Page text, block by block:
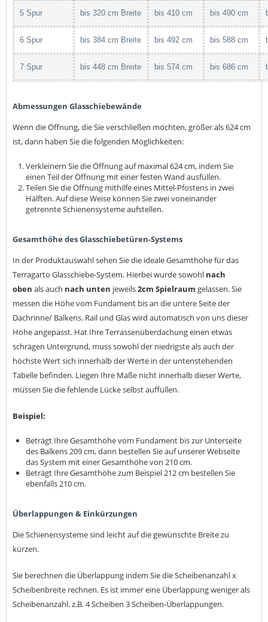
5 Spur bis 320 cm Breite bis 410 cm bis 490 cm
6 Spur bis 384 cm Breite bis 492 cm bis 588 cm
7 Spur bis 448 cm Breite bis 574 cm bis 686 cm
Abmessungen Glasschiebewände
Wenn die Öffnung, die Sie verschließen möchten, größer als 624 cm
ist, dann haben Sie die folgenden Möglichkeiten:
Verkleinern Sie die Öffnung auf maximal 624 cm, indem Sie
einen Teil der Öffnung mit einer festen Wand ausfüllen.
Teilen Sie die Öffnung mithilfe eines Mittel-Pfostens in zwei
Hälften. Auf diese Weise können Sie zwei voneinander
getrennte Schienensysteme aufstellen.
Gesamthöhe des Glasschiebetüren-Systems
In der Produktauswahl sehen Sie die ideale Gesamthöhe für das
Terragarto Glasschiebe-System. Hierbei wurde sowohl nach
oben als auch nach unten jeweils2cm Spielraum gelassen. Sie
messen die Höhe vom Fundament bis an die untere Seite der
Dachrinne/ Balkens. Rail und Glas wird automatisch von uns dieser
Höhe angepasst. Hat Ihre Terrassenüberdachung einen etwas
schrägen Untergrund, muss sowohl der niedrigste als auch der
höchste Wert sich innerhalb der Werte in der untenstehenden
Tabelle befinden. Liegen Ihre Maße nicht innerhalb dieser Werte,
müssen Sie die fehlende Lücke selbst auffüllen.
Beispiel:
Beträgt Ihre Gesamthöhe vom Fundament bis zur Unterseite
des Balkens 209 cm, dann bestellen Sie auf unserer Webseite
das System mit einer Gesamthöhe von 210 cm.
Beträgt Ihre Gesamthöhe zum Beispiel 212 cm bestellen Sie
ebenfalls 210 cm.
Überlappungen & Einkürzungen
Die Schienensysteme sind leicht auf die gewünschte Breite zu
kürzen.
Sie berechnen die Überlappung indem Sie die Scheibenanzahl x
Scheibenbreite rechnen. Es ist immer eine Überlappung weniger als
Scheibenanzahl. z.B. 4 Scheiben 3 Scheiben-Überlappungen.